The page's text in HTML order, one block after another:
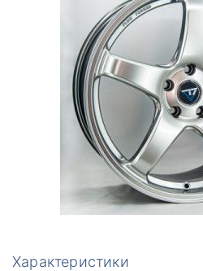
Характеристики